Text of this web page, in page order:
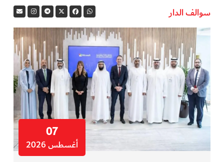
سوالف الدار
07
أغسطس 2026